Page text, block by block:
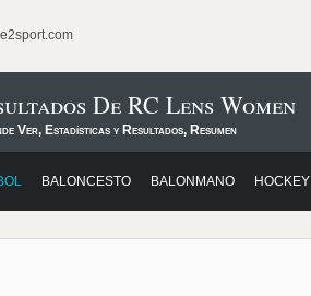
De RC Lens Women
Ver, Estadísticas y Resultados, Resumen
BALONCESTO BALONMANO HOCKEY